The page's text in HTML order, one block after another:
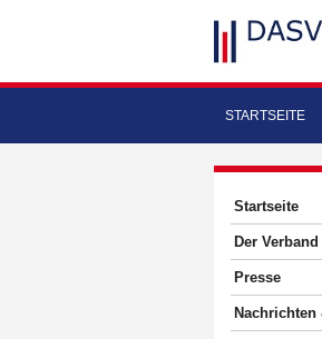
STARTSEITE
Startseite
Der Verband
Presse
Nachrichten